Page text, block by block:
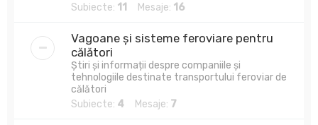
Subiecte: 11 Mesaje: 16
Vagoane și sisteme feroviare pentru
călători
Știri și informații despre companiile și
tehnologiile destinate transportului feroviar de
călători
Subiecte: 4 Mesaje: 7